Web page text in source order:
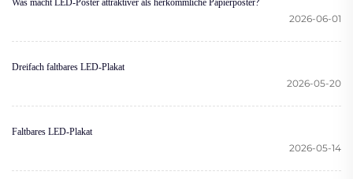
2026-06-01
Dreifach faltbares LED-Plakat
2026-05-20
Faltbares LED-Plakat
2026-05-14